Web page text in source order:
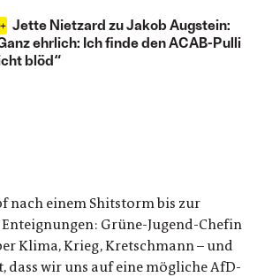
Jette Nietzard zu Jakob Augstein:
ehrlich: Ich finde den ACAB-Pulli
blöd“
nach einem Shitstorm bis zur
Grüne-Jugend-Chefin
Klima, Krieg, Kretschmann – und
dass wir uns auf eine mögliche AfD-